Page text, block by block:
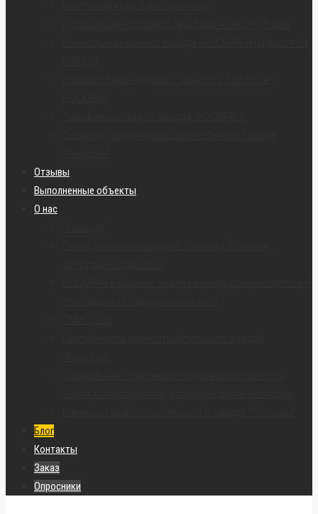
Отзывы
Выполненные объекты
О нас
Блог
Контакты
Заказ
Опросники